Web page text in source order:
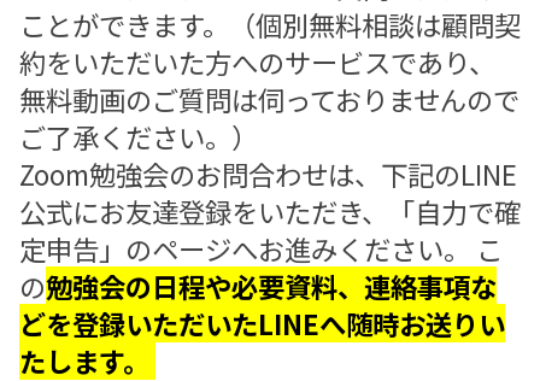
ことができます。（個別無料相談は顧問契
約をいただいた方へのサービスであり、
無料動画のご質問は伺っておりませんので
ご了承ください。）
Zoom勉強会のお問合わせは、下記のLINE
公式にお友達登録をいただき、「自力で確
定申告」のページへお進みください。 こ
の勉強会の日程や必要資料、連絡事項な
どを登録いただいたLINEへ随時お送りい
たします。